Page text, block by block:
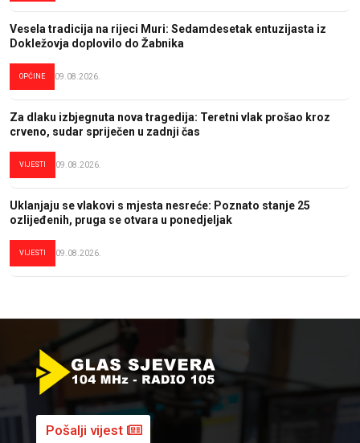
Vesela tradicija na rijeci Muri: Sedamdesetak entuzijasta iz
Dokležovja doplovilo do Žabnika
OPĆINE 09.08.2026.
Za dlaku izbjegnuta nova tragedija: Teretni vlak prošao kroz
crveno, sudar spriječen u zadnji čas
VIJESTI 09.08.2026.
Uklanjaju se vlakovi s mjesta nesreće: Poznato stanje 25
ozlijeđenih, pruga se otvara u ponedjeljak
VIJESTI 09.08.2026.
Pošalji vijest